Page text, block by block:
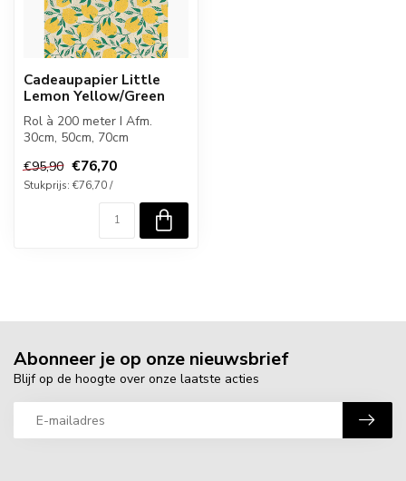
Cadeaupapier Little
Lemon Yellow/Green
Rol à 200 meter I Afm.
30cm, 50cm, 70cm
€95,90 €76,70
Stukprijs: €76,70 /
Abonneer je op onze nieuwsbrief
Blijf op de hoogte over onze laatste acties